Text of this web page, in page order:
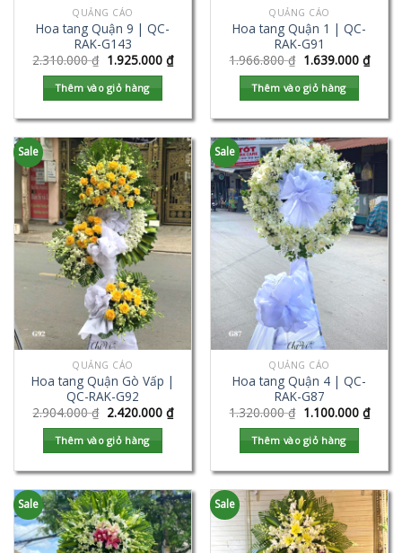
QUẢNG CÁO
Hoa tang Quận 9 | QC-
RAK-G143
2.310.000₫ 1.925.000 ₫
Thêm vào giỏ hàng
QUẢNG CÁO
Hoa tang Quận 1 | QC-
RAK-G91
1.966.800₫ 1.639.000 ₫
Thêm vào giỏ hàng
Sale
QUẢNG CÁO
Hoa tang Quận Gò Vấp |
QC-RAK-G92
2.904.000₫ 2.420.000 ₫
Thêm vào giỏ hàng
Sale
QUẢNG CÁO
Hoa tang Quận 4 | QC-
RAK-G87
1.320.000₫ 1.100.000 ₫
Thêm vào giỏ hàng
Sale Sale